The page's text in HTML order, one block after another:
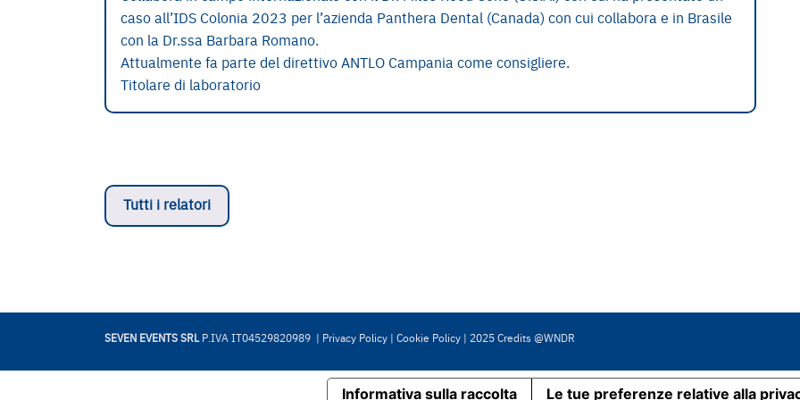
caso all’IDS Colonia 2023 per l’azienda Panthera Dental (Canada) con cui collabora e in Brasile
con la Dr.ssa Barbara Romano.
Attualmente fa parte del direttivo ANTLO Campania come consigliere.
Titolare di laboratorio
Tutti i relatori
SEVEN EVENTS SRL P.IVA IT04529820989 | Privacy Policy Cookie Policy 2025 Credits @WNDR
Informativa sulla raccolta Le tue preferenze relative alla